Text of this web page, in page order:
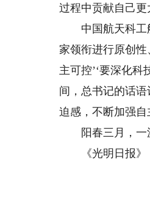
过程中贡献自己更
中国航天科工航
家领衔进行原创
主可控’‘要深化
间，总书记的话
迫感，不断加强
阳春三月，一派
《光明日报》（